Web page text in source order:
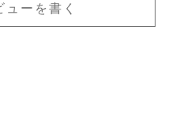
ューを書く